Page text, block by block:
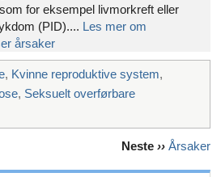
for eksempel livmorkreft eller
(PID).... Les mer om
årsaker
, Kvinne reproduktive system,
, Seksuelt overførbare
Neste ›› Årsaker